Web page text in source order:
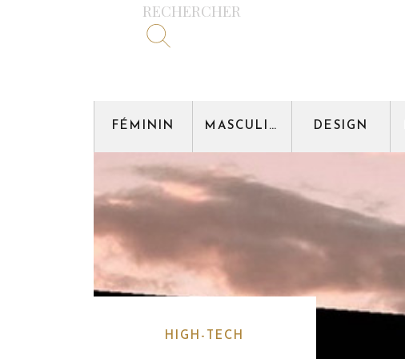
RECHERCHER
FÉMININ MASCULIN DESIGN
HIGH-TECH